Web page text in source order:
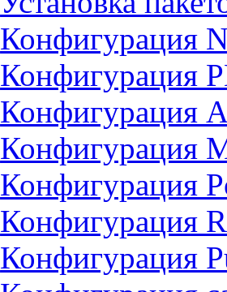
Конфигурация
Конфигурация
Конфигурация
Конфигурация
Конфигурация
Конфигурация
Конфигурация